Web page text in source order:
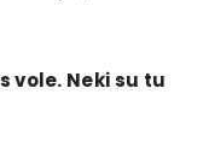
vole. Neki su tu